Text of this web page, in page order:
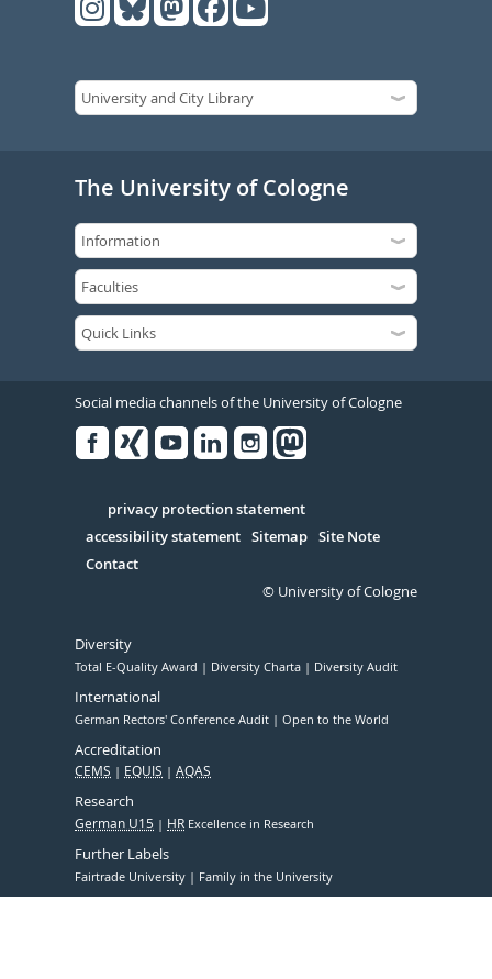
The University of Cologne
Social media channels of the University of Cologne
Serivce
privacy protection statement
accessibility statement Sitemap Site Note
Contact
© University of Cologne
Diversity
Total E-Quality Award Diversity Charta Diversity Audit
International
German Rectors' Conference Audit Open to the World
Accreditation
CEMS EQUIS AQAS
Research
German U15 HR Excellence in Research
Further Labels
Fairtrade University Family in the University